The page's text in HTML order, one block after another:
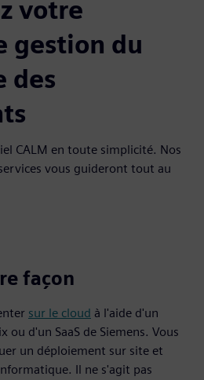
votre
gestion du
des
CALM en toute simplicité. Nos
vous guideront tout au
façon
sur le cloud à l'aide d'un
ou d'un SaaS de Siemens. Vous
un déploiement sur site et
Il ne s'agit pas